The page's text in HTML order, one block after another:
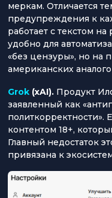
меркам. Отличается
предупреждения к
работает с текстом
удобно для
«без цензуры», но на
американских
Grok (xAI). Продукт
заявленный как
политкорректности».
контентом 18+,
Главный недостаток
привязана к